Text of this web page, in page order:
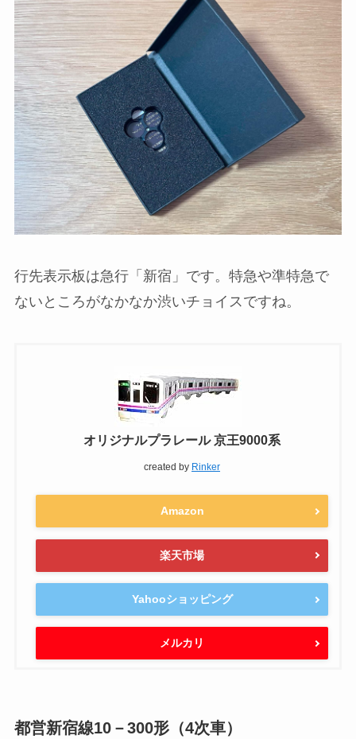
行先表示板は急行「新宿」です。特急や準特急で
ないところがなかなか渋いチョイスですね。
オリジナルプラレール 京王9000系
created by Rinker
Amazon
楽天市場
Yahooショッピング
メルカリ
都営新宿線10－300形（4次車）